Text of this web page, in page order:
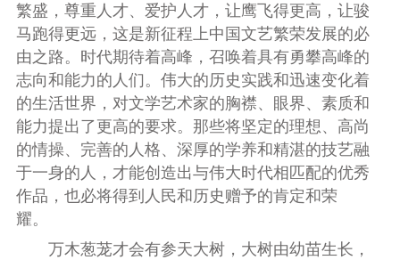
繁盛，尊重人才、爱护人才，让鹰飞得更高，让骏
马跑得更远，这是新征程上中国文艺繁荣发展的必
由之路。时代期待着高峰，召唤着具有勇攀高峰的
志向和能力的人们。伟大的历史实践和迅速变化着
的生活世界，对文学艺术家的胸襟、眼界、素质和
能力提出了更高的要求。那些将坚定的理想、高尚
的情操、完善的人格、深厚的学养和精湛的技艺融
于一身的人，才能创造出与伟大时代相匹配的优秀
作品，也必将得到人民和历史赠予的肯定和荣
耀。
万木葱茏才会有参天大树，大树由幼苗生长，